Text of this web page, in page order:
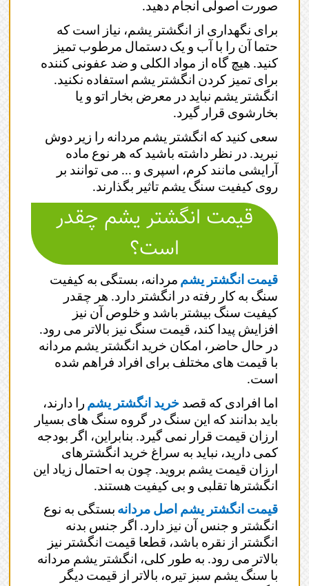
صورت اصولی انجام دهید.
برای نگهداری از انگشتر یشم، نیاز است که
حتما آن را با آب و یک دستمال مرطوب تمیز
کنید. هیچ گاه از مواد الکلی و ضد عفونی کننده
برای تمیز کردن انگشتر یشم استفاده نکنید.
انگشتر یشم نباید در معرض بخار اتو و یا
بخارشوی قرار گیرد.
سعی کنید که انگشتر یشم مردانه را زیر دوش
نبرید. در نظر داشته باشید که هر نوع ماده
آرایشی مانند کرم، اسپری و ... می توانند بر
روی کیفیت سنگ یشم تاثیر بگذارند.
قیمت انگشتر یشم چقدر
است؟
قیمت انگشتر یشم مردانه، بستگی به کیفیت
سنگ به کار رفته در انگشتر دارد. هر چقدر
کیفیت سنگ بیشتر باشد و خلوص آن نیز
افزایش پیدا کند، قیمت سنگ نیز بالاتر می رود.
در حال حاضر، امکان خرید انگشتر یشم مردانه
با قیمت های مختلف برای افراد فراهم شده
است.
اما افرادی که قصدخرید انگشتر یشم را دارند،
باید بدانند که این سنگ در گروه سنگ های بسیار
ارزان قیمت قرار نمی گیرد. بنابراین، اگر بودجه
کمی دارید، نباید به سراغ خرید انگشترهای
ارزان قیمت یشم بروید. چون به احتمال زیاد این
انگشترها تقلبی و بی کیفیت هستند.
قیمت انگشتر یشم اصل مردانه بستگی به نوع
انگشتر و جنس آن نیز دارد. اگر جنس بدنه
انگشتر از نقره باشد، قطعا قیمت انگشتر نیز
بالاتر می رود. به طور کلی، انگشتر یشم مردانه
با سنگ یشم سبز تیره، بالاتر از قیمت دیگر